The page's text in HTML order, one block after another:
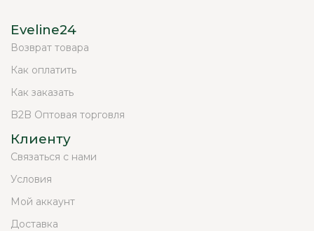
Eveline24
Возврат товара
Как оплатить
Как заказать
B2B Оптовая торговля
Клиенту
Связаться с нами
Условия
Мой аккаунт
Доставка